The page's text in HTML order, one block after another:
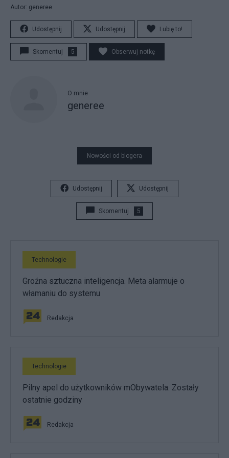
Autor: generee
Udostępnij Udostępnij Lubię to!
Skomentuj 5 Obserwuj notkę
O mnie
generee
Nowości od blogera
Udostępnij Udostępnij
Skomentuj 5
Technologie
Groźna sztuczna inteligencja. Meta alarmuje o
włamaniu do systemu
Redakcja
Technologie
Pilny apel do użytkowników mObywatela. Zostały
ostatnie godziny
Redakcja